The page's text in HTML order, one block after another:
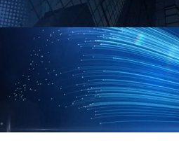
お問合せフォーム
お気軽にお問合せ下さい